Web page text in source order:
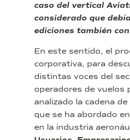
caso del vertical
considerado que
ediciones también
En este sentido, el
corporativa, para
distintas voces del
operadores de vuelos
analizado la cadena
que se ha abordado
en la industria